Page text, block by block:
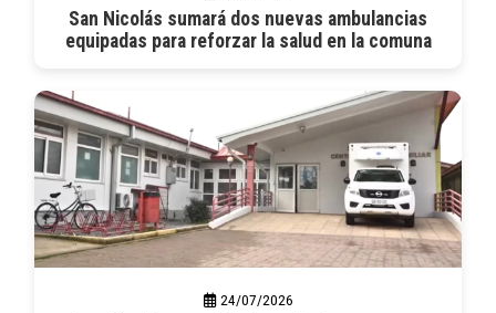
San Nicolás sumará dos nuevas ambulancias
equipadas para reforzar la salud en la comuna
24/07/2026